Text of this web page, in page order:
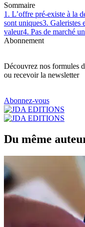
Sommaire
1. L’offre pré-existe à la
sont uniques3. Galeristes
valeur4. Pas de marché
Abonnement
Découvrez nos formules
ou recevoir la newsletter
Abonnez-vous
Du même